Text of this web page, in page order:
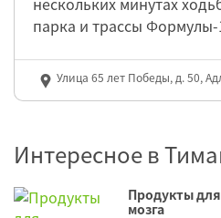
парка и трассы Формулы-
Улица 65 лет Победы, д. 50,
Интересное в
Продукты
мозга